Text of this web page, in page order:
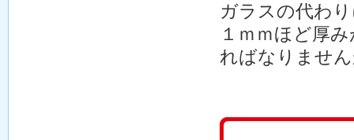
ガラスの代わ
１ｍｍほど厚
ればなりませ